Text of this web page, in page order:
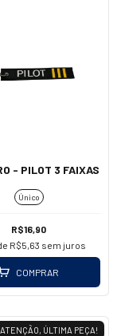
- PILOT 3 FAIXAS
Único
R$16,90
R$5,63 sem juros
COMPRAR
ATENÇÃO, ÚLTIMA PEÇA!